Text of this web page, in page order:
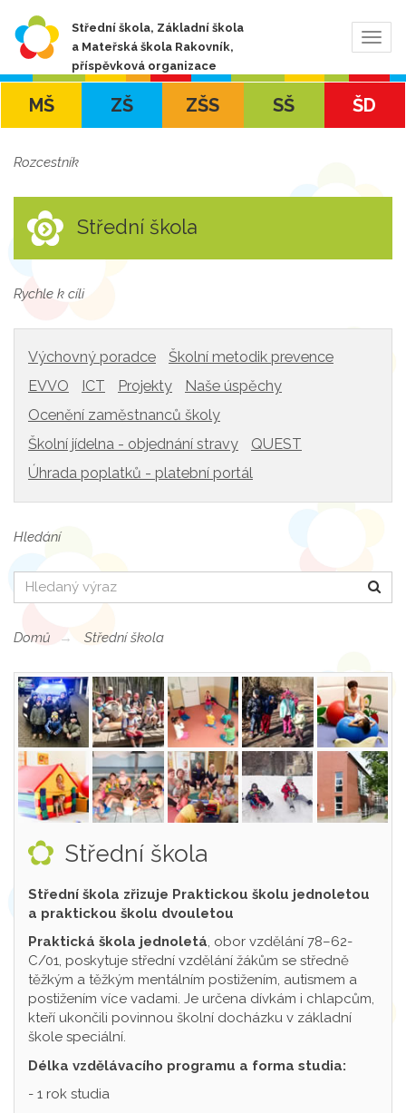
Střední škola, Základní škola
a Mateřská škola Rakovník,
příspěvková organizace
MŠ ZŠ ZŠS SŠ ŠD
Rozcestník
Střední škola
Rychle k cíli
Výchovný poradce
Školní metodik prevence
EVVO
ICT Projekty
Naše úspěchy
Ocenění zaměstnanců školy
Školní jídelna - objednání stravy
QUEST
Úhrada poplatků - platební portál
Hledání
Hledat
Domů Střední škola
Střední škola
Střední škola zřizuje Praktickou školu jednoletou
a praktickou školu dvouletou
Praktická škola jednoletá, obor vzdělání 78–62-
C/01, poskytuje střední vzdělání žákům se středně
těžkým a těžkým mentálním postižením, autismem a
postižením více vadami. Je určena dívkám i chlapcům,
kteří ukončili povinnou školní docházku v základní
škole speciální.
Délka vzdělávacího programu a forma studia:
- 1 rok studia